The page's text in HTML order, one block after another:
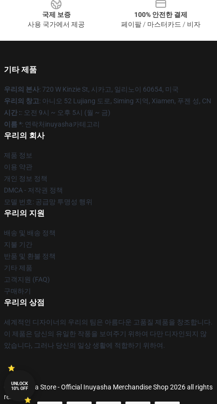
국제 보증
사용 국가에서 제공
100% 안전한 결제
페이팔 / 마스터카드 / 비자
기타 제품
우리의 본사: 720 W Kinzie St, 시카고, 일리노이 60654, 미국
우리의 창고: 아니오 52 Lujiang 도로, Siming 지역, Xiamen, 푸젠 성, CN
시간 :: 오전 9시 ~ 오후 5시 (월 ~ 금)
이름 *: 연락처inuyasha카테고리
우리의 회사
제품 정보
이용 약관
개인 정보 정책
DMCA - 저작권 정책
모델 번호: 공급망 투명성 행위
우리의 지원
배송 및 배송 정책
지불 기간
반품 및 환불 정책
기타 제품
고객지원 (FAQ)
구매하기
우리의 상점
세계적인 디자이너의 우리의 팀은 아름다운 고품질 제품을 창조합니다.
이 제품은 당신의 유일한 작풍을 보여주기 위하여 다만 디자인되지 않
았습니다, 그러나 당신의 일상 생활에 적합하기 위하여.
© Inuyasha Store - Official Inuyasha Merchandise Shop 2026 all rights
reserved
UNLOCK
10% OFF